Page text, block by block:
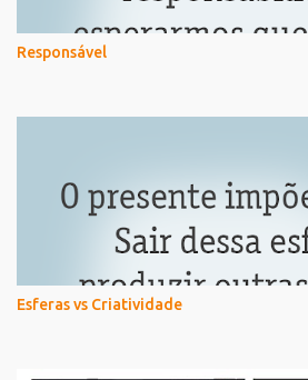
Responsável
Esferas vs Criatividade